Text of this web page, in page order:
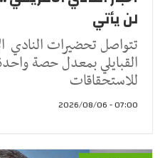
لن يأتي
تتواصل تحضيرات النادي
القبايلي بمعدل حصة
للاستحقاقات
07:00 - 2026/08/06